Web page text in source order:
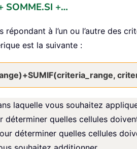
SOMME.SI +…
à l’un ou l’autre des
est la suivante :
laquelle vous souhaitez
déterminer quelles cellules
déterminer quelles cellules